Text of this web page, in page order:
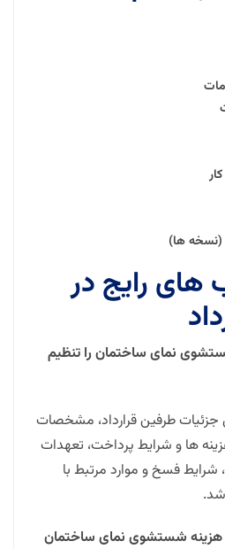
(نسخه ها)
های رایج در
نمای ساختمان را تنظیم
جزئیات طرفین قرارداد، مشخصات
ها و شرایط پرداخت، تعهدات
فسخ و موارد مرتبط با
هزینه شستشوی نمای ساختمان